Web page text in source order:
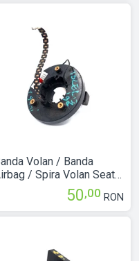
Volan / Banda
/ Spira Volan Seat
TOLEDO Mk 1 (1L) 1991 >
50,00 RON